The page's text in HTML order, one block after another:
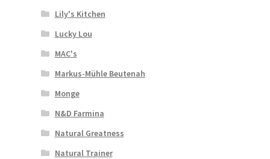
Lily's Kitchen
Lucky Lou
MAC's
Markus-Mühle Beutenah
Monge
N&D Farmina
Natural Greatness
Natural Trainer